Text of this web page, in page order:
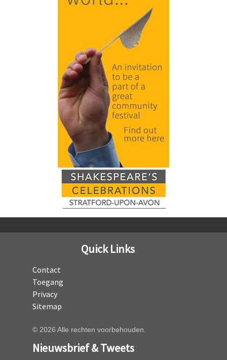
Quick Links
Contact
Toegang
Privacy
Sitemap
© 2026 Alle rechten voorbehouden.
Nieuwsbrief & Tweets